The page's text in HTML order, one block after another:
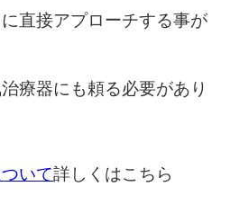
直接アプローチする事が
療器にも頼る必要があり
いて詳しくはこちら